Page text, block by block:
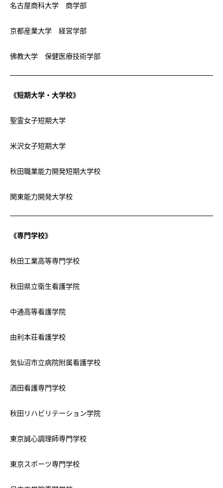
名古屋商科大学 商学部
京都産業大学 経営学部
佛教大学 保健医療技術学部
《短期大学・大学校》
聖霊女子短期大学
米沢女子短期大学
秋田職業能力開発短期大学校
関東能力開発大学校
《専門学校》
秋田工業高等専門学校
秋田県立衛生看護学院
中通高等看護学院
由利本荘看護学校
気仙沼市立病院附属看護学校
酒田看護専門学校
秋田リハビリテーション学院
東京誠心調理師専門学校
東京スポーツ専門学校